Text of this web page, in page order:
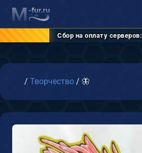
Сбор на оплату серверов:
Главная
/ Творчество / 🦋